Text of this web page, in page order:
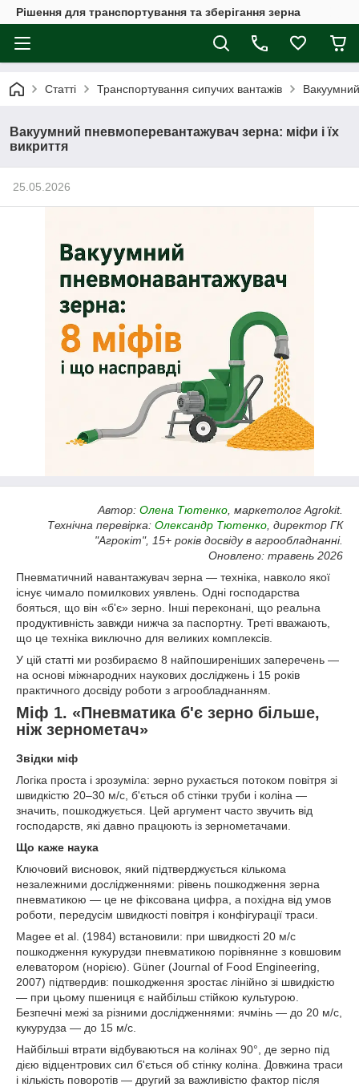
Рішення для транспортування та зберігання зерна
Статті Транспортування сипучих вантажів
Вакуумний пневмоперевантажувач зерна: міфи і їх
викриття
25.05.2026
Автор: Олена Тютенко , маркетолог Agrokit.
Технічна перевірка: Олександр Тютенко , директор ГК
"Агрокіт", 15+ років досвіду в агрообладнанні.
Оновлено: травень 2026
Пневматичний навантажувач зерна — техніка, навколо якої
існує чимало помилкових уявлень. Одні господарства
бояться, що він «б'є» зерно. Інші переконані, що реальна
продуктивність завжди нижча за паспортну. Треті вважають,
що це техніка виключно для великих комплексів.
У цій статті ми розбираємо 8 найпоширеніших заперечень —
на основі міжнародних наукових досліджень і 15 років
практичного досвіду роботи з агрообладнанням.
Міф 1. «Пневматика б'є зерно більше,
ніж зернометач»
Звідки міф
Логіка проста і зрозуміла: зерно рухається потоком повітря зі
швидкістю 20–30 м/с, б'ється об стінки труби і коліна —
значить, пошкоджується. Цей аргумент часто звучить від
господарств, які давно працюють із зернометачами.
Що каже наука
Ключовий висновок, який підтверджується кількома
незалежними дослідженнями: рівень пошкодження зерна
пневматикою — це не фіксована цифра, а похідна від умов
роботи, передусім швидкості повітря і конфігурації траси.
Magee et al. (1984) встановили: при швидкості 20 м/с
пошкодження кукурудзи пневматикою порівнянне з ковшовим
елеватором (норією). Güner (Journal of Food Engineering,
2007) підтвердив: пошкодження зростає лінійно зі швидкістю
— при цьому пшениця є найбільш стійкою культурою.
Безпечні межі за різними дослідженнями: ячмінь — до 20 м/с,
кукурудза — до 15 м/с.
Найбільші втрати відбуваються на колінах 90°, де зерно під
дією відцентрових сил б'ється об стінку коліна. Довжина траси
і кількість поворотів — другий за важливістю фактор після